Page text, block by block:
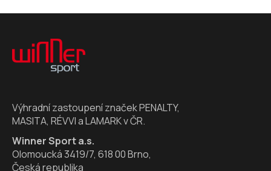
Z
Výhradní zastoupení značek PENALTY,
MASITA, RÉVVI a LAMARK v ČR.
Winner Sport a.s.
Olomoucká 3419/7, 618 00 Brno,
Česká republika